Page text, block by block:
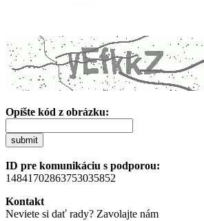
Opíšte kód z obrázku:
submit
ID pre komunikáciu s podporou:
14841702863753035852
Kontakt
Neviete si dať rady? Zavolajte nám